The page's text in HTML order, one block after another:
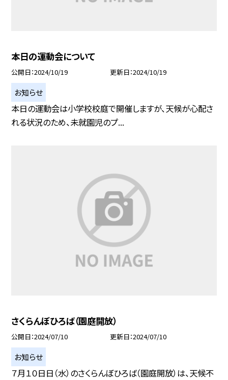
本日の運動会について
公開日 2024/10/19 更新日 2024/10/19
お知らせ
本日の運動会は小学校校庭で開催しますが、天候が心配さ
れる状況のため、未就園児のプ...
さくらんぼひろば（園庭開放）
公開日 2024/07/10 更新日 2024/07/10
お知らせ
７月１０日日（水）のさくらんぼひろば（園庭開放）は、天候不